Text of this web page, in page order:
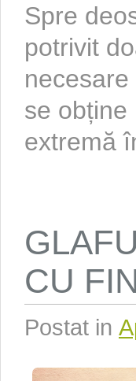
Spre
potrivit
se obține
extremă
CU
Postat in